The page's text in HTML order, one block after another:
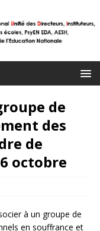
de
des
de
octobre
à un groupe de
en souffrance et